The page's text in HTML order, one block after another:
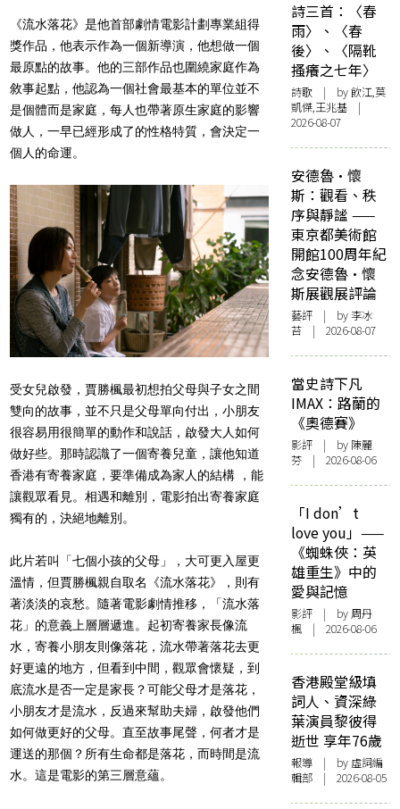
《流水落花》是他首部劇情電影計劃專業組得
獎作品，他表示作為一個新導演，他想做一個
最原點的故事。他的三部作品也圍繞家庭作為
敘事起點，他認為一個社會最基本的單位並不
是個體而是家庭，每人也帶著原生家庭的影響
做人，一早已經形成了的性格特質，會決定一
個人的命運。
受女兒啟發，賈勝楓最初想拍父母與子女之間
雙向的故事，並不只是父母單向付出，小朋友
很容易用很簡單的動作和說話，啟發大人如何
做好些。那時認識了一個寄養兒童，讓他知道
香港有寄養家庭，要準備成為家人的結構 ，能
讓觀眾看見。相遇和離別，電影拍出寄養家庭
獨有的，決絕地離別。
此片若叫「七個小孩的父母」，大可更入屋更
溫情，但賈勝楓親自取名《流水落花》，則有
著淡淡的哀愁。隨著電影劇情推移，「流水落
花」的意義上層層遞進。起初寄養家長像流
水，寄養小朋友則像落花，流水帶著落花去更
好更遠的地方，但看到中間，觀眾會懷疑，到
底流水是否一定是家長？可能父母才是落花，
小朋友才是流水，反過來幫助夫婦，啟發他們
如何做更好的父母。直至故事尾聲，何者才是
運送的那個？所有生命都是落花，而時間是流
水。這是電影的第三層意蘊。
詩三首：〈春
雨〉、〈春
後〉、〈隔靴
搔癢之七年〉
詩歌 | by 飲江,莫
凱傑,王兆基 |
2026-08-07
安德魯·懷
斯：觀看、秩
序與靜謐 ——
東京都美術館
開館100周年紀
念安德魯·懷
斯展觀展評論
藝評 | by 李冰
苔 | 2026-08-07
當史詩下凡
IMAX：路蘭的
《奧德賽》
影評 | by 陳麗
芬 | 2026-08-06
「I don’t
love you」——
《蜘蛛俠：英
雄重生》中的
愛與記憶
影評 | by周丹
楓 | 2026-08-06
香港殿堂級填
詞人、資深綠
葉演員黎彼得
逝世 享年76歲
報導 | by 虛詞編
輯部 | 2026-08-05